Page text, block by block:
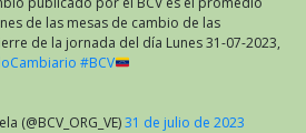
de las mesas de cambio de las
de la jornada del día Lunes 31-07-2023,
#BCV
(@BCV_ORG_VE)31 de julio de 2023